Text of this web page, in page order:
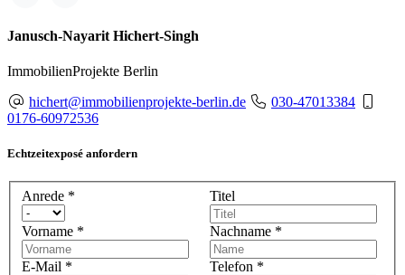
Janusch-Nayarit Hichert-Singh
ImmobilienProjekte Berlin
hichert@immobilienprojekte-berlin.de
030-47013384
0176-60972536
Echtzeitexposé anfordern
Anrede * Titel
Vorname * Nachname *
E-Mail * Telefon *